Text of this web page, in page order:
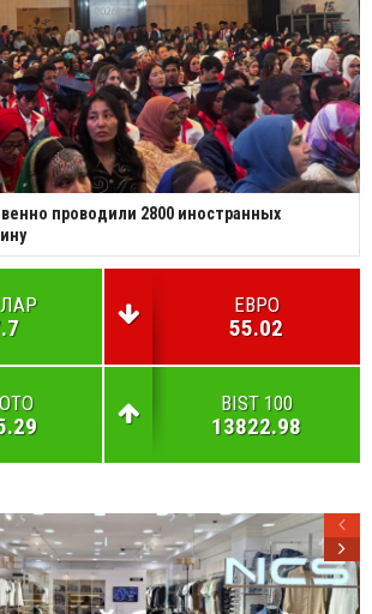
проводили 2800 иностранных
ЕВРО
55.02
BIST 100
13822.98